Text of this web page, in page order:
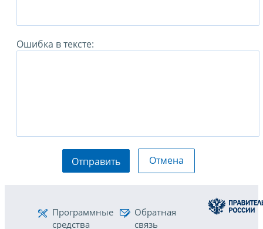
Ошибка в тексте:
Отправить Отмена
Программные
средства
Обратная
связь